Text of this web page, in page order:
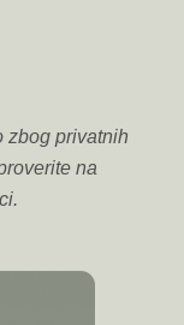
zbog privatnih
na